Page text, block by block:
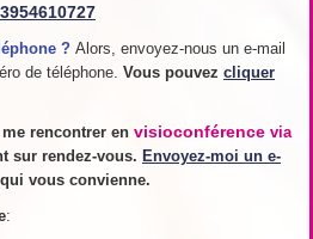
? Alors, envoyez-nous un e-mail
de téléphone. Vous pouvez cliquer
rencontrer en visioconférence via
sur rendez-vous. Envoyez-moi un e-
vous convienne.
: